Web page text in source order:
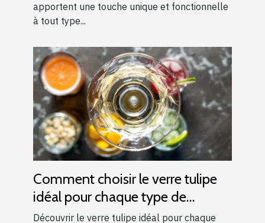
apportent une touche unique et fonctionnelle
à tout type...
Comment choisir le verre tulipe
idéal pour chaque type de
boisson ?
Découvrir le verre tulipe idéal pour chaque